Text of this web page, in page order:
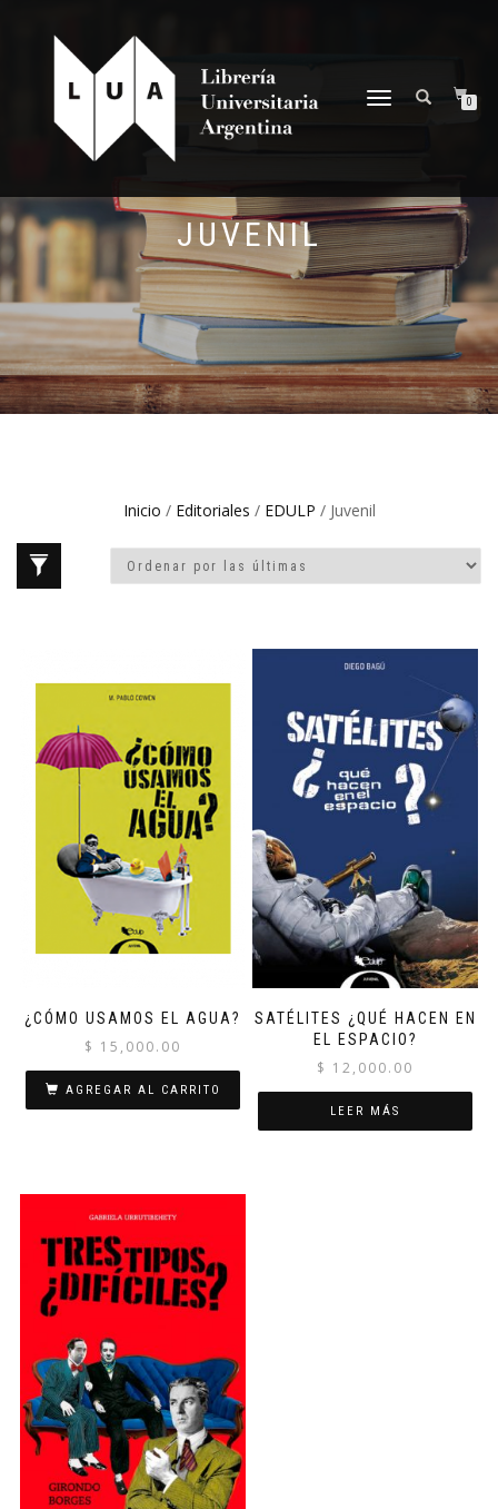
NAVEGACIÓN
0
JUVENIL
Inicio / Editoriales / EDULP / Juvenil
¿CÓMO USAMOS EL AGUA?
$ 15,000.00
AGREGAR AL CARRITO
SATÉLITES ¿QUÉ HACEN EN
EL ESPACIO?
$ 12,000.00
LEER MÁS